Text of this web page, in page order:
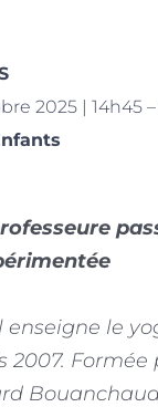
2025 | 14h45 –
enseigne le
2007. Formée